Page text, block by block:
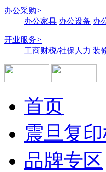
办公采购>
办公家具 办公设备 办
开业服务>
工商财税/社保人力 装
首页
震旦复
品牌专区